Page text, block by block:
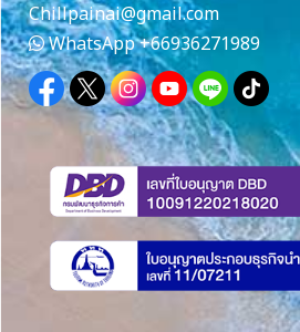
Chillpainai@gmail.com
WhatsApp+66936271989